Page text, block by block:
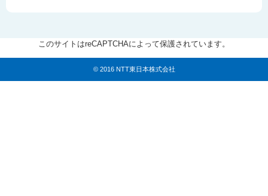
このサイトはreCAPTCHAによって保護されています。
© 2016 NTT東日本株式会社